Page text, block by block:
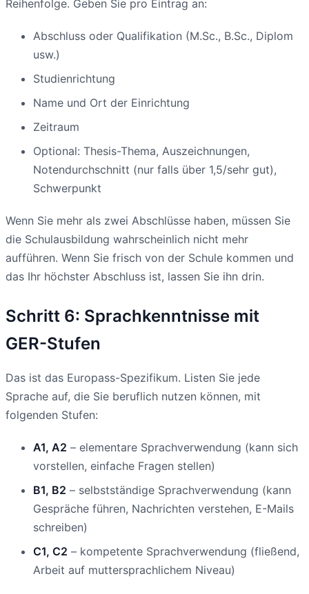
Reihenfolge. Geben Sie pro Eintrag an:
Abschluss oder Qualifikation (M.Sc., B.Sc., Diplom
usw.)
Studienrichtung
Name und Ort der Einrichtung
Zeitraum
Optional: Thesis-Thema, Auszeichnungen,
Notendurchschnitt (nur falls über 1,5/sehr gut),
Schwerpunkt
Wenn Sie mehr als zwei Abschlüsse haben, müssen Sie
die Schulausbildung wahrscheinlich nicht mehr
aufführen. Wenn Sie frisch von der Schule kommen und
das Ihr höchster Abschluss ist, lassen Sie ihn drin.
Schritt 6: Sprachkenntnisse mit
GER-Stufen
Das ist das Europass-Spezifikum. Listen Sie jede
Sprache auf, die Sie beruflich nutzen können, mit
folgenden Stufen:
A1, A2 – elementare Sprachverwendung (kann sich
vorstellen, einfache Fragen stellen)
B1, B2 – selbstständige Sprachverwendung (kann
Gespräche führen, Nachrichten verstehen, E-Mails
schreiben)
C1, C2 – kompetente Sprachverwendung (fließend,
Arbeit auf muttersprachlichem Niveau)